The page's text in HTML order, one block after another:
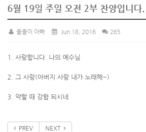
6월 19일 주일 오전 2부 찬양입니다.
울울이 아빠 Jun 18, 2016 265
1. 사랑합니다. 나의 예수님
2. 그 사랑(아버지 사랑 내가 노래해~)
3. 약할 때 강함 되시네
PREV NEXT